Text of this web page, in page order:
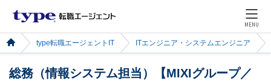
MENU
type転職エージェントIT ITエンジニア・システムエンジニア
総務（情報システム担当）【MIXIグループ／